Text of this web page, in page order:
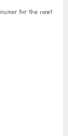
for the next